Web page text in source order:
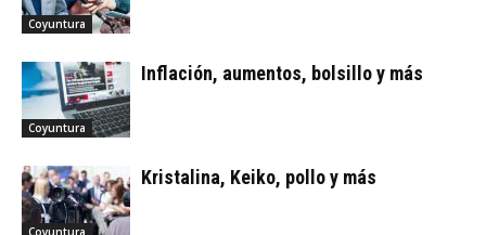
Coyuntura
Coyuntura
Inflación, aumentos, bolsillo y más
Coyuntura
Kristalina, Keiko, pollo y más